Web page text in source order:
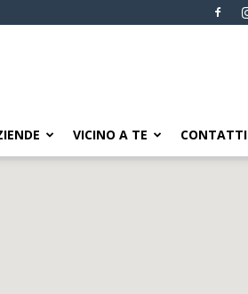
VICINO A TE CONTATTI